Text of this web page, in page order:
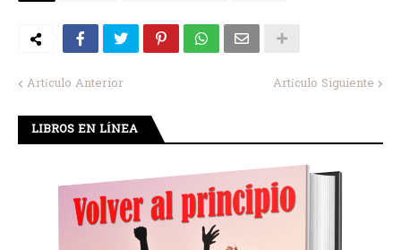
Artículo Anterior Artículo Siguiente
LIBROS EN LÍNEA